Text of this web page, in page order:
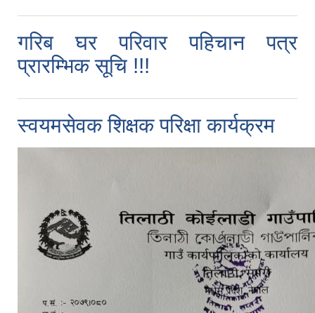
गरिब घर परिवार पहिचान पत्र
प्रारम्भिक सूचि !!!
स्वयमसेवक शिक्षक परिक्षा कार्यक्रम